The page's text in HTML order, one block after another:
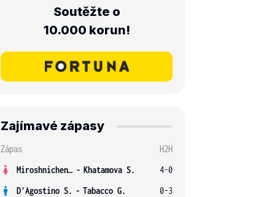
Soutěžte o
10.000 korun!
Zajímavé zápasy
Zápas
H2H
Miroshnichenko V. - Khatamova S.
4-0
D'Agostino S. - Tabacco G.
0-3